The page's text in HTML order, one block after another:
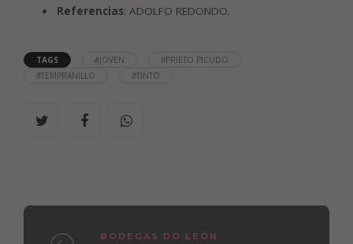
Referencias: ADOLFO REDONDO.
TAGS #JOVEN
#PRIETO PICUDO
#TEMPRANILLO
#TINTO
BODEGAS DO LEÓN